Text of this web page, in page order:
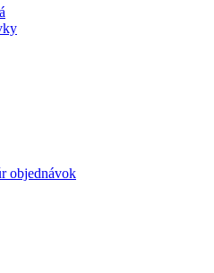
objednávok